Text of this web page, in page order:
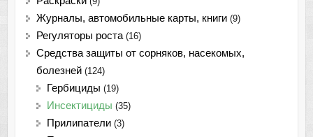
Журналы, автомобильные карты, книги (9)
Регуляторы роста (16)
Средства защиты от сорняков, насекомых,
болезней (124)
Гербициды (19)
Инсектициды (35)
Прилипатели (3)